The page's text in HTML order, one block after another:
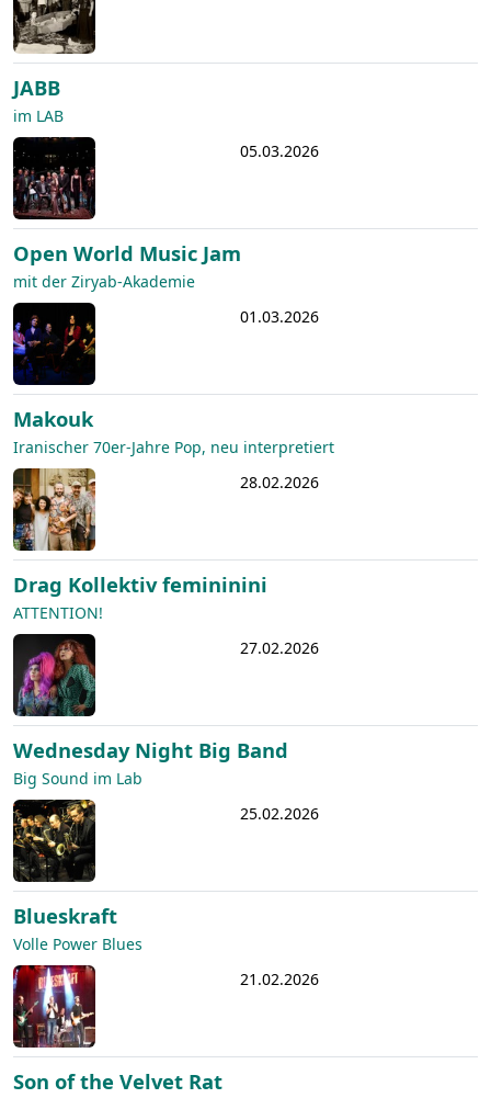
JABB
im LAB
05.03.2026
Open World Music Jam
mit der Ziryab-Akademie
01.03.2026
Makouk
Iranischer 70er-Jahre Pop, neu interpretiert
28.02.2026
Drag Kollektiv femininini
ATTENTION!
27.02.2026
Wednesday Night Big Band
Big Sound im Lab
25.02.2026
Blueskraft
Volle Power Blues
21.02.2026
Son of the Velvet Rat